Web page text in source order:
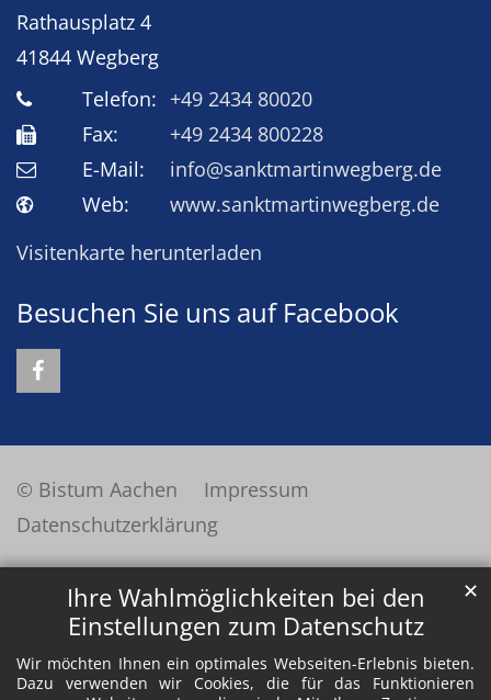
Ihre Wahlmöglichkeiten bei den
Einstellungen zum Datenschutz
Wir möchten Ihnen ein optimales Webseiten-Erlebnis bieten.
Dazu verwenden wir Cookies, die für das Funktionieren
✕
Rathausplatz 4
41844 Wegberg
Telefon: +49 2434 80020
Fax:
+49 2434 800228
E-Mail:
info@sanktmartinwegberg.de
Web:
www.sanktmartinwegberg.de
Visitenkarte herunterladen
Besuchen Sie uns auf Facebook
© Bistum Aachen
Impressum
Datenschutzerklärung